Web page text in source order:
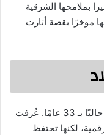
بملامحها الشرقية
مؤخرًا بقصة أثارت
ولدت حميرا أصغر عام 1992، ويُقدّر عمرها حاليًا بـ 33 عامًا. عُرفت
لكنها تحتفظ